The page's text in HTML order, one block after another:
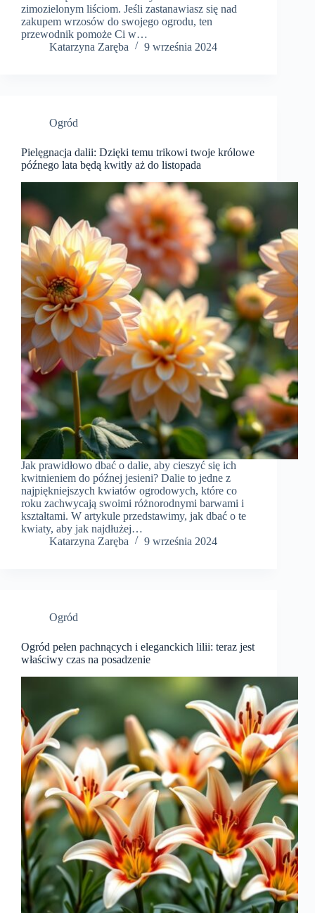
zimozielonym liściom. Jeśli zastanawiasz się nad
zakupem wrzosów do swojego ogrodu, ten
przewodnik pomoże Ci w…
Katarzyna Zaręba
9 września 2024
Ogród
Pielęgnacja dalii: Dzięki temu trikowi twoje królowe
późnego lata będą kwitły aż do listopada
Jak prawidłowo dbać o dalie, aby cieszyć się ich
kwitnieniem do późnej jesieni? Dalie to jedne z
najpiękniejszych kwiatów ogrodowych, które co
roku zachwycają swoimi różnorodnymi barwami i
kształtami. W artykule przedstawimy, jak dbać o te
kwiaty, aby jak najdłużej…
Katarzyna Zaręba
9 września 2024
Ogród
Ogród pełen pachnących i eleganckich lilii: teraz jest
właściwy czas na posadzenie